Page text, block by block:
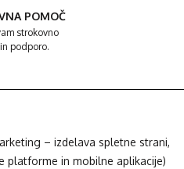
POMOČ
strokovno
podporo.
– izdelava spletne strani,
platforme in mobilne aplikacije)